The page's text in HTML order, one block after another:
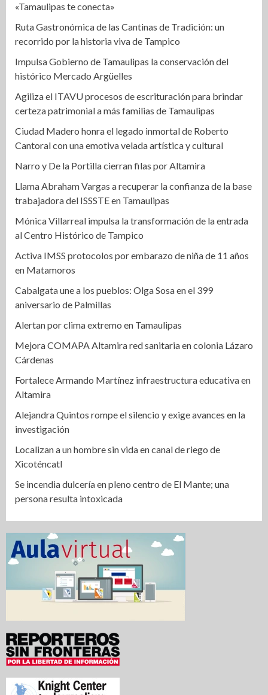
«Tamaulipas te conecta»
Ruta Gastronómica de las Cantinas de Tradición: un
recorrido por la historia viva de Tampico
Impulsa Gobierno de Tamaulipas la conservación del
histórico Mercado Argüelles
Agiliza el ITAVU procesos de escrituración para brindar
certeza patrimonial a más familias de Tamaulipas
Ciudad Madero honra el legado inmortal de Roberto
Cantoral con una emotiva velada artística y cultural
Narro y De la Portilla cierran filas por Altamira
Llama Abraham Vargas a recuperar la confianza de la base
trabajadora del ISSSTE en Tamaulipas
Mónica Villarreal impulsa la transformación de la entrada
al Centro Histórico de Tampico
Activa IMSS protocolos por embarazo de niña de 11 años
en Matamoros
Cabalgata une a los pueblos: Olga Sosa en el 399
aniversario de Palmillas
Alertan por clima extremo en Tamaulipas
Mejora COMAPA Altamira red sanitaria en colonia Lázaro
Cárdenas
Fortalece Armando Martínez infraestructura educativa en
Altamira
Alejandra Quintos rompe el silencio y exige avances en la
investigación
Localizan a un hombre sin vida en canal de riego de
Xicoténcatl
Se incendia dulcería en pleno centro de El Mante; una
persona resulta intoxicada